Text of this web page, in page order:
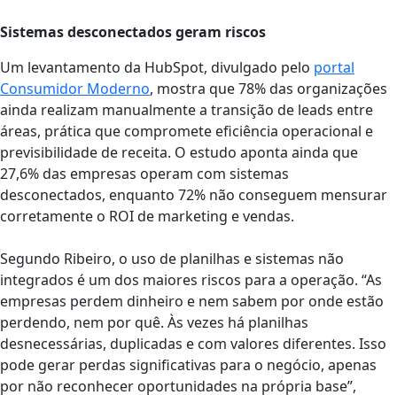
Sistemas desconectados geram riscos
Um levantamento da HubSpot, divulgado pelo portal
Consumidor Moderno, mostra que 78% das organizações
ainda realizam manualmente a transição de leads entre
áreas, prática que compromete eficiência operacional e
previsibilidade de receita. O estudo aponta ainda que
27,6% das empresas operam com sistemas
desconectados, enquanto 72% não conseguem mensurar
corretamente o ROI de marketing e vendas.
Segundo Ribeiro, o uso de planilhas e sistemas não
integrados é um dos maiores riscos para a operação. “As
empresas perdem dinheiro e nem sabem por onde estão
perdendo, nem por quê. Às vezes há planilhas
desnecessárias, duplicadas e com valores diferentes. Isso
pode gerar perdas significativas para o negócio, apenas
por não reconhecer oportunidades na própria base”,